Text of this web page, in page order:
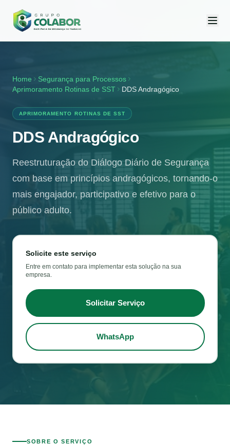
Home
Segurança para Processos
Aprimoramento Rotinas de SST
DDS Andragógico
APRIMORAMENTO ROTINAS DE SST
DDS Andragógico
Reestruturação do Diálogo Diário de Segurança
com base em princípios andragógicos, tornando-o
mais engajador, participativo e efetivo para o
público adulto.
Solicite este serviço
Entre em contato para implementar esta solução na sua
empresa.
Solicitar Serviço
WhatsApp
SOBRE O SERVIÇO